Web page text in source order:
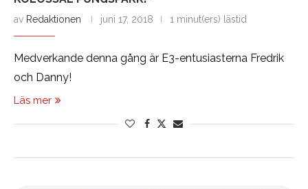
av Redaktionen juni 17, 2018 1 minut(ers) lästid
Medverkande denna gång är E3-entusiasterna Fredrik
och Danny!
Läs mer